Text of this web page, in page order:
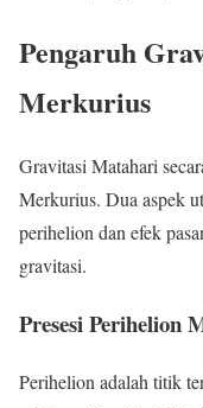
Pengaruh
Merkurius
Gravitasi Matahari
Merkurius. Dua aspek
perihelion dan efek
gravitasi.
Presesi Perihelion
Perihelion adalah titik